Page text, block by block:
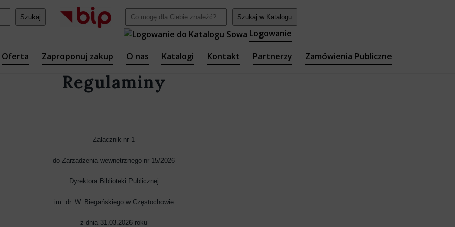
Logowanie
Odkryjmy Częstochowę na
nowo – warsztaty
artystyczne dla
mieszkańców
Oferta
Zbiory zdigitalizowane
Zaproponuj zakup O nas
Struktura
O patronie
Rys historyczny
RODO
Katalogi
Katalog online
Kontakt Partnerzy Zamówienia Publiczne
Regulaminy
Załącznik nr 1
do Zarządzenia wewnętrznego nr 15/2026
Dyrektora Biblioteki Publicznej
im. dr. W. Biegańskiego w Częstochowie
z dnia 31.03.2026 roku